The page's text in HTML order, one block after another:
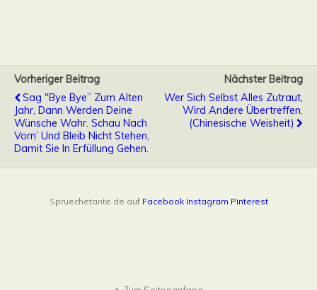
Vorheriger Beitrag
Sag "Bye Bye” Zum Alten
Jahr, Dann Werden Deine
Wünsche Wahr. Schau Nach
Vorn’ Und Bleib Nicht Stehen,
Damit Sie In Erfüllung Gehen.
Nächster Beitrag
Wer Sich Selbst Alles Zutraut,
Wird Andere Übertreffen.
(Chinesische Weisheit)
Spruechetante.de auf Facebook Instagram Pinterest